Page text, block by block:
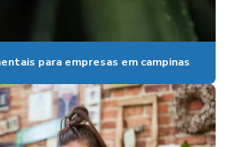
alto padrão em campinas
para empresas em campinas